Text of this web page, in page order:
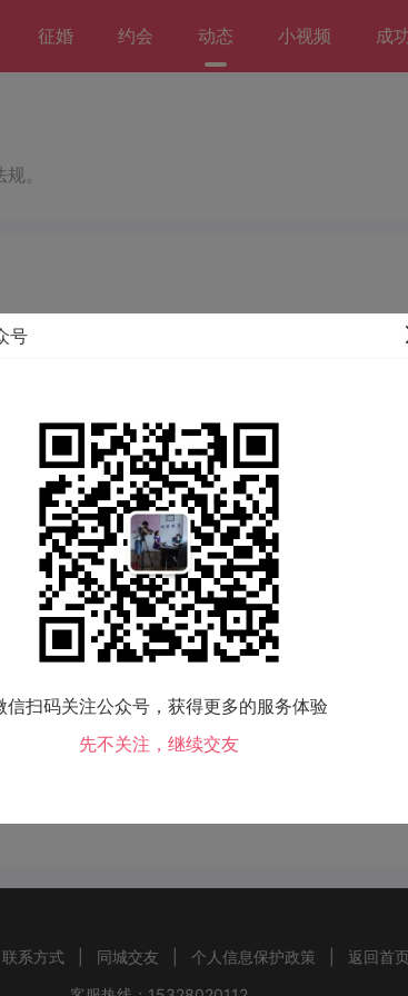
征婚 约会 动态 小视频 成
。
06-16 15:38 0 813
联系方式 同城交友 个人信息保护政策
返回首页
号
信扫码关注公众号，获得更多的服务体验
先不关注，继续交友